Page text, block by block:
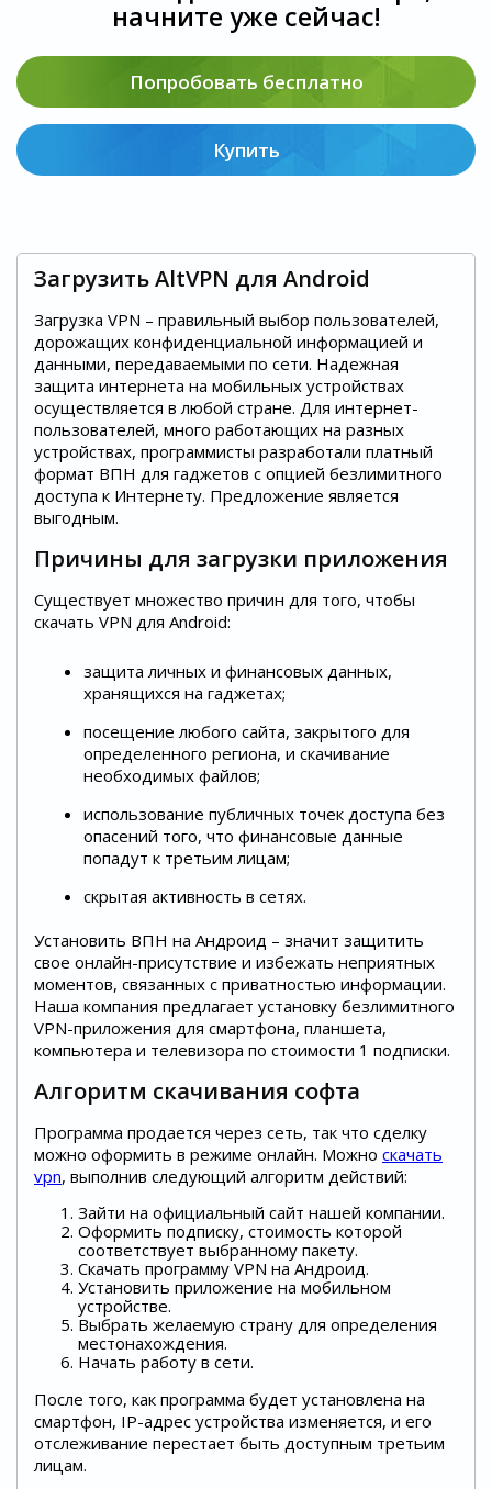
начните уже сейчас!
Попробовать бесплатно
Купить
Загрузить AltVPN для Android
Загрузка VPN – правильный выбор пользователей,
дорожащих конфиденциальной информацией и
данными, передаваемыми по сети. Надежная
защита интернета на мобильных устройствах
осуществляется в любой стране. Для интернет-
пользователей, много работающих на разных
устройствах, программисты разработали платный
формат ВПН для гаджетов с опцией безлимитного
доступа к Интернету. Предложение является
выгодным.
Причины для загрузки приложения
Существует множество причин для того, чтобы
скачать VPN для Android:
защита личных и финансовых данных,
хранящихся на гаджетах;
посещение любого сайта, закрытого для
определенного региона, и скачивание
необходимых файлов;
использование публичных точек доступа без
опасений того, что финансовые данные
попадут к третьим лицам;
скрытая активность в сетях.
Установить ВПН на Андроид – значит защитить
свое онлайн-присутствие и избежать неприятных
моментов, связанных с приватностью информации.
Наша компания предлагает установку безлимитного
VPN-приложения для смартфона, планшета,
компьютера и телевизора по стоимости 1 подписки.
Алгоритм скачивания софта
Программа продается через сеть, так что сделку
можно оформить в режиме онлайн. Можно скачать
vpn, выполнив следующий алгоритм действий:
Зайти на официальный сайт нашей компании.
Оформить подписку, стоимость которой
соответствует выбранному пакету.
Скачать программу VPN на Андроид.
Установить приложение на мобильном
устройстве.
Выбрать желаемую страну для определения
местонахождения.
Начать работу в сети.
После того, как программа будет установлена на
смартфон, IP-адрес устройства изменяется, и его
отслеживание перестает быть доступным третьим
лицам.